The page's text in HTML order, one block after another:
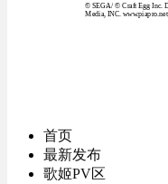
© SEGA / © Craft Egg Inc.
Media, INC.
首页
最新发布
歌姬PV区